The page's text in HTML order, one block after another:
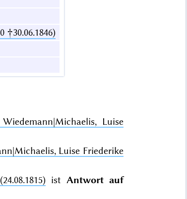
†30.06.1846)
Wiedemann|Michaelis, Luise
Luise Friederike
ist Antwort auf